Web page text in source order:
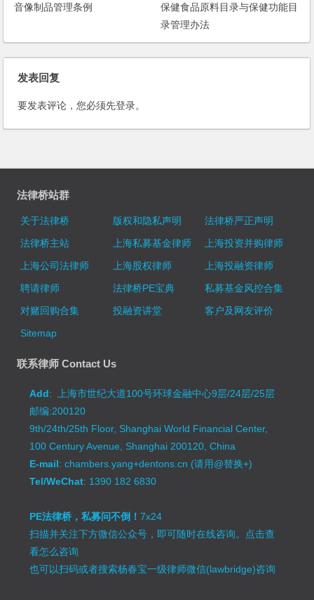
音像制品管理条例
保健食品原料目录与保健功能目
录管理办法
发表回复
要发表评论，您必须先登录。
法律桥站群
关于法律桥 版权和隐私声明
法律桥严正声明
法律桥主站
上海私募基金律师
上海投资并购律师
上海公司法律师
上海股权律师
上海投融资律师
聘请律师
法律桥PE宝典
私募基金风控合集
对赌回购合集
投融资讲堂
客户及网友评价
Sitemap
联系律师 Contact Us
Add: 上海市世纪大道100号环球金融中心9层/24层/25层
邮编:200120
9th/24th/25th Floor, Shanghai World Financial Center,
100 Century Avenue, Shanghai 200120, China
E-mail: chambers.yang+dentons.cn (请用@替换+)
Tel/WeChat: 1390 182 6830
PE法律桥，私募问不倒！7x24
扫描并关注下方微信公众号，即可随时在线咨询。 点击查
看怎么咨询
也可以扫码或者搜索杨春宝一级律师微信(lawbridge)咨询